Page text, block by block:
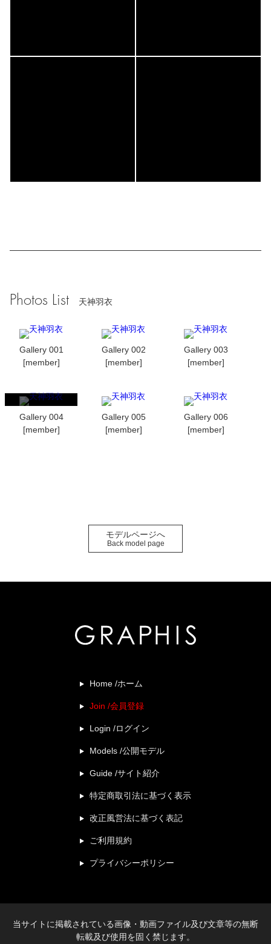
Photos List 天神羽衣
Gallery 001
[member]
Gallery 002
[member]
Gallery 003
[member]
Gallery 004
[member]
Gallery 005
[member]
Gallery 006
[member]
モデルページへ
Back model page
Home /ホーム
Join /会員登録
Login /ログイン
Models /公開モデル
Guide /サイト紹介
特定商取引法に基づく表示
改正風営法に基づく表記
ご利用規約
プライバシーポリシー
当サイトに掲載されている画像・動画ファイル及び文章等の無断
転載及び使用を固く禁じます。